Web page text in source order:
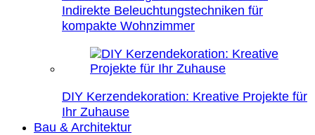
Indirekte Beleuchtungstechniken für
kompakte Wohnzimmer
DIY Kerzendekoration: Kreative Projekte für
Ihr Zuhause
Bau & Architektur